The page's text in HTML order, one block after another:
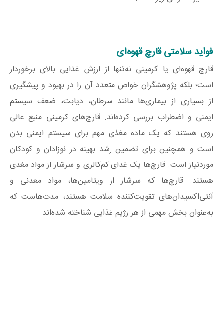
فواید سلامتی قارچ قهوه‌ای
قارچ قهوه‌ای یا کرمینی نه‌تنها از ارزش غذایی بالای برخوردار
است؛ بلکه پژوهشگران خواص متعدد آن را در بهبود و پیشگیری
از بسیاری از بیماری‌ها مانند سرطان، دیابت، ضعف سیستم
ایمنی و اضطراب بررسی کرده‌اند. قارچ‌های کرمینی منبع عالی
روی هستند که یک ماده مغذی مهم برای سیستم ایمنی بدن
است و همچنین برای تضمین رشد بهینه در نوزادان و کودکان
موردنیاز است. قارچ‌ها یک غذای کم‌کالری و سرشار از مواد مغذی
هستند. قارچ‌ها که سرشار از ویتامین‌ها، مواد معدنی و
آنتی‌اکسیدان‌های تقویت‌کننده سلامت هستند، مدت‌هاست که
به‌عنوان بخش مهمی از هر رژیم غذایی شناخته شده‌اند